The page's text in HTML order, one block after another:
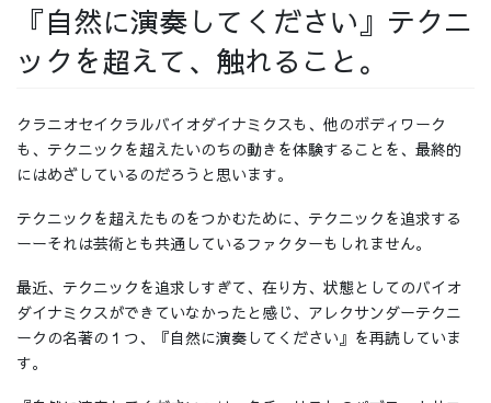
『自然に演奏してください』テクニ
ックを超えて、触れること。
クラニオセイクラルバイオダイナミクスも、他のボディワーク
も、テクニックを超えたいのちの動きを体験することを、最終的
にはめざしているのだろうと思います。
テクニックを超えたものをつかむために、テクニックを追求する
ーーそれは芸術とも共通しているファクターもしれません。
最近、テクニックを追求しすぎて、在り方、状態としてのバイオ
ダイナミクスができていなかったと感じ、アレクサンダーテクニ
ークの名著の１つ、『自然に演奏してください』を再読していま
す。